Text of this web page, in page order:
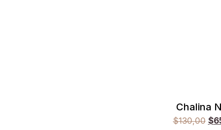
Chalina
$130,00 $